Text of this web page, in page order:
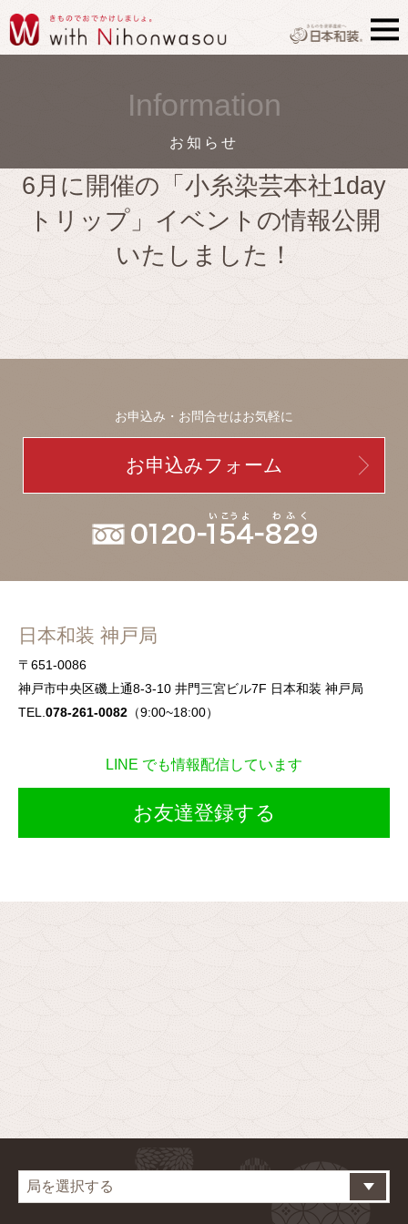
Information
お知らせ
6月に開催の「小糸染芸本社1day
トリップ」イベントの情報公開
いたしました！
お申込み・お問合せはお気軽に
お申込みフォーム
日本和装 神戸局
〒651-0086
神戸市中央区磯上通8-3-10 井門三宮ビル7F 日本和装 神戸局
TEL. 078-261-0082 （9:00~18:00）
LINE でも情報配信しています
お友達登録する